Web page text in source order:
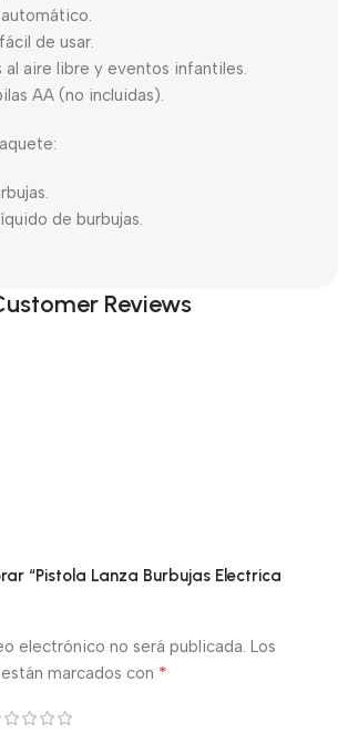
de usar.
al aire libre y eventos infantiles.
AA (no incluidas).
de burbujas.
Reviews
“Pistola Lanza Burbujas Electrica
electrónico no será publicada. Los
marcados con *